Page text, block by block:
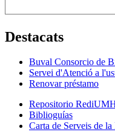
Destacats
Buval Consorcio de
Servei d'Atenció a
Renovar préstamo
Repositorio
Biblioguías
Carta de Serveis de